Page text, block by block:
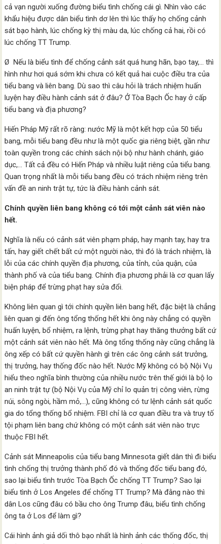
cả vạn người xuống đường biểu tình chống cái gì. Nhìn vào các
khẩu hiệu được dân biểu tình dơ lên thì lúc thấy họ chống cảnh
sát bạo hành, lúc chống kỳ thị màu da, lúc chống cả hai, rồi có
lúc chống TT Trump.
Ø Nếu là biểu tình để chống cảnh sát quá hung hãn, bạo tay,… thì
hình như hơi quá sớm khi chưa có kết quả hai cuộc điều tra của
tiểu bang và liên bang. Dù sao thì câu hỏi là trách nhiệm huấn
luyện hay điều hành cảnh sát ở đâu? Ở Tòa Bạch Ốc hay ở cấp
tiểu bang và địa phương?
Hiến Pháp Mỹ rất rõ ràng: nước Mỹ là một kết hợp của 50 tiểu
bang, mỗi tiểu bang đều như là một quốc gia riêng biệt, gần như
toàn quyền trong các chính sách nội bộ như hành chánh, giáo
dục,… Tất cả đều có Hiến Pháp và nhiều luật riêng của tiểu bang.
Quan trọng nhất là mỗi tiểu bang đều có trách nhiệm riêng trên
vấn đề an ninh trật tự, tức là điều hành cảnh sát.
Chính quyền liên bang không có tới một cảnh sát viên nào
hết.
Nghĩa là nếu có cảnh sát viên phạm pháp, hay mạnh tay, hay tra
tấn, hay giết chết bất cứ một người nào, thì đó là trách nhiệm, là
lỗi của các chính quyền địa phương, của tỉnh, của quận, của
thành phố và của tiểu bang. Chính địa phương phải là cơ quan lấy
biện pháp để trừng phạt hay sửa đổi.
Không liên quan gì tới chính quyền liên bang hết, đặc biệt là chẳng
liên quan gi đến ông tổng thống hết khi ông này chẳng có quyền
huấn luyện, bổ nhiệm, ra lệnh, trừng phạt hay thăng thưởng bất cứ
một cảnh sát viên nào hết. Mà ông tổng thống này cũng chẳng là
ông xếp có bất cứ quyền hành gì trên các ông cảnh sát trưởng,
thị trưởng, hay thống đốc nào hết. Nước Mỹ không có bộ Nội Vụ
hiểu theo nghĩa bình thường của nhiều nước trên thế giới là bộ lo
an ninh trật tự (bộ Nội Vụ của Mỹ chỉ lo quản trị công viên, rừng
núi, sông ngòi, hầm mỏ,…), cũng không có tư lệnh cảnh sát quốc
gia do tổng thống bổ nhiệm. FBI chỉ là cơ quan điều tra và truy tố
tội phạm liên bang chứ không có một cảnh sát viên nào trực
thuộc FBI hết.
Cảnh sát Minneapolis của tiểu bang Minnesota giết dân thì đi biểu
tình chống thị trưởng thành phố đó và thống đốc tiểu bang đó,
sao lại biểu tình trước Tòa Bạch Ốc chống TT Trump? Sao lại
biểu tình ở Los Angeles để chống TT Trump? Mà đằng nào thì
dân Los cũng đâu có bầu cho ông Trump đâu, biểu tình chống
ông ta ở Los để làm gì?
Cái hình ảnh giả dối thô bạo nhất là hình ảnh các thống đốc, thị